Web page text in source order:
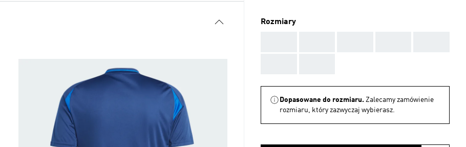
Rozmiary
Dopasowane do rozmiaru. Zalecamy zamówienie
rozmiaru, który zazwyczaj wybierasz.